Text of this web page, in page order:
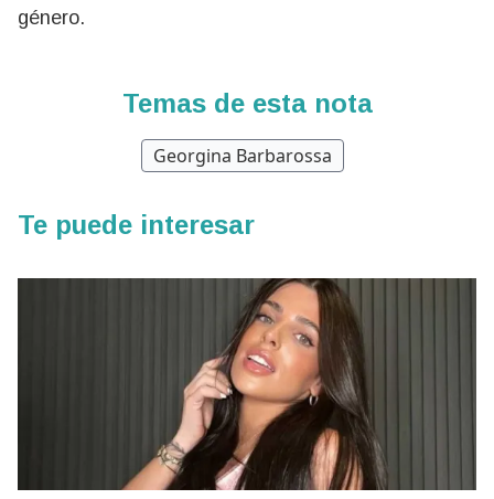
género.
Temas de esta nota
Georgina Barbarossa
Te puede interesar